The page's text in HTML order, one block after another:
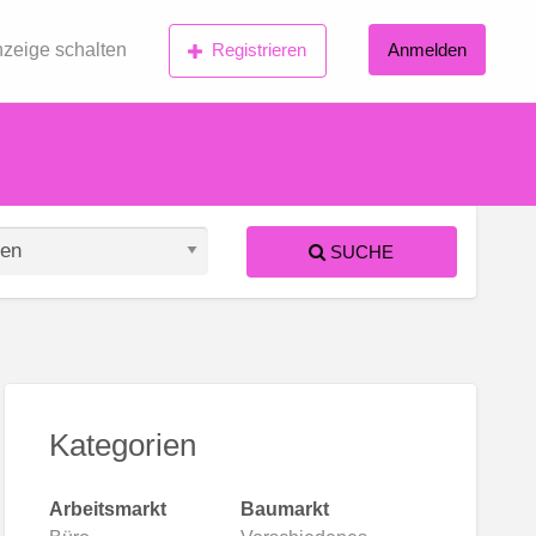
schalten Registrieren Anmelden
SUCHE
Kategorien
Arbeitsmarkt
Baumarkt